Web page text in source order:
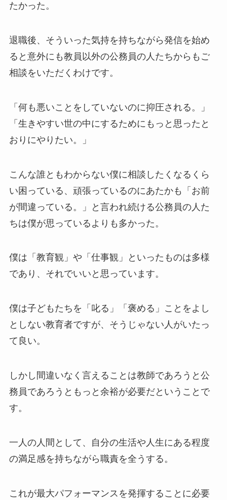
たかった。
退職後、そういった気持を持ちながら発信を始め
ると意外にも教員以外の公務員の人たちからもご
相談をいただくわけです。
「何も悪いことをしていないのに抑圧される。」
「生きやすい世の中にするためにもっと思ったと
おりにやりたい。」
こんな誰ともわからない僕に相談したくなるくら
い困っている、頑張っているのにあたかも「お前
が間違っている。」と言われ続ける公務員の人た
ちは僕が思っているよりも多かった。
僕は「教育観」や「仕事観」といったものは多様
であり、それでいいと思っています。
僕は子どもたちを「叱る」「褒める」ことをよし
としない教育者ですが、そうじゃない人がいたっ
て良い。
しかし間違いなく言えることは教師であろうと公
務員であろうともっと余裕が必要だということで
す。
一人の人間として、自分の生活や人生にある程度
の満足感を持ちながら職責を全うする。
これが最大パフォーマンスを発揮することに必要